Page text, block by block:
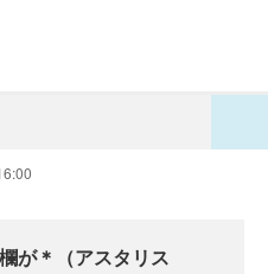
が＊（アスタリス